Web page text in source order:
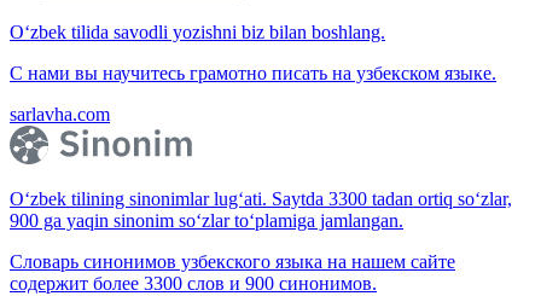
O‘zbek tilida savodli yozishni biz bilan boshlang.
С нами вы научитесь грамотно писать на узбекском языке.
sarlavha.com
O‘zbek tilining sinonimlar lug‘ati. Saytda 3300 tadan ortiq so‘zlar,
900 ga yaqin sinonim so‘zlar to‘plamiga jamlangan.
Словарь синонимов узбекского языка на нашем сайте
содержит более 3300 слов и 900 синонимов.